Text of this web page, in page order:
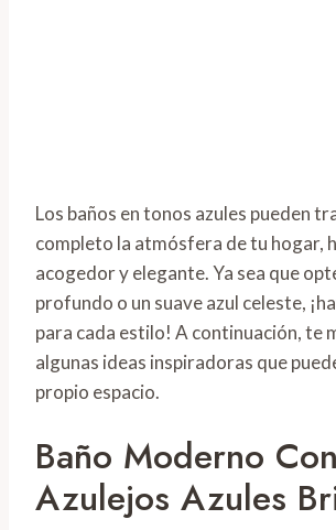
Los baños en tonos azules pueden
completo la atmósfera de tu hogar,
acogedor y elegante. Ya sea que
profundo o un suave azul celeste,
para cada estilo! A continuación, te
algunas ideas inspiradoras que
propio espacio.
Baño Moderno Con
Azulejos Azules